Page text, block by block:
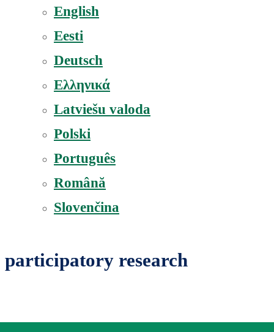
English
Eesti
Deutsch
Ελληνικά
Latviešu valoda
Polski
Português
Română
Slovenčina
participatory research